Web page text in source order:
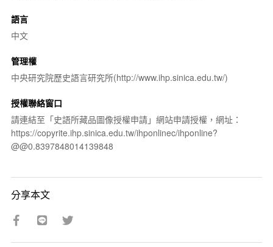
語言
中文
管理權
中央研究院歷史語言研究所(http://www.ihp.sinica.edu.tw/)
授權聯絡窗口
請連結至「史語所藏品圖像授權申請」網站申請授權，網址：
https://copyrite.ihp.sinica.edu.tw/ihponlinec/ihponline?
@@0.8397848014139848
分享本文